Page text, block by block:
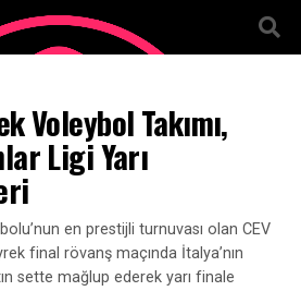
Voleybol Takımı,
Ligi Yarı
en prestijli turnuvası olan CEV
final rövanş maçında İtalya’nın
sette mağlup ederek yarı finale